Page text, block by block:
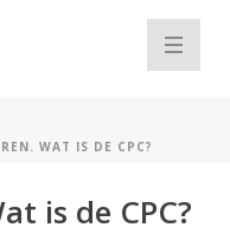
WAT IS DE CPC?
is de CPC?